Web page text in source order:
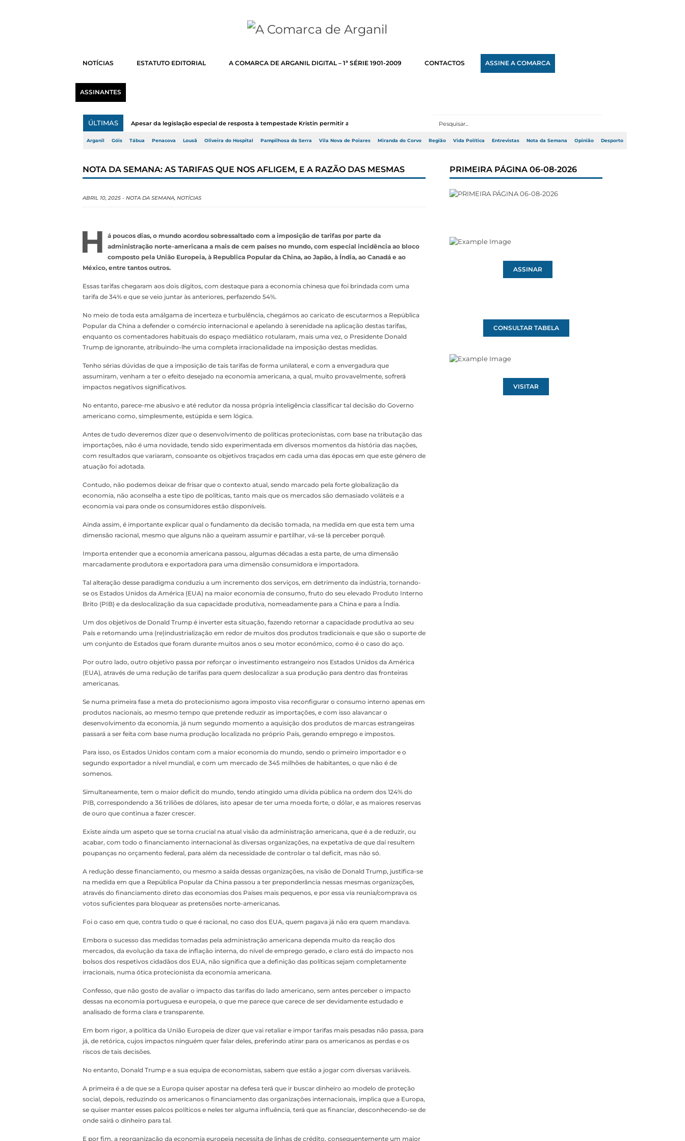
NOTÍCIAS ESTATUTO EDITORIAL A COMARCA DE ARGANIL DIGITAL – 1ª SÉRIE 1901-2009 CONTACTOS ASSINE A COMARCA
ASSINANTES
ÚLTIMAS Apesar da legislação especial de resposta à tempestade Kristin permitir a adj...
Arganil Góis Tábua Penacova Lousã Oliveira do Hospital Pampilhosa da Serra Vila Nova de Poiares Miranda do Corvo Região Vida Política Entrevistas Nota da Semana Opinião Desporto
NOTA DA SEMANA: AS TARIFAS QUE NOS AFLIGEM, E A RAZÃO DAS MESMAS
ABRIL 10, 2025 - NOTA DA SEMANA, NOTÍCIAS
H
á poucos dias, o mundo acordou sobressaltado com a imposição de tarifas por parte da
administração norte-americana a mais de cem países no mundo, com especial incidência ao bloco
composto pela União Europeia, à Republica Popular da China, ao Japão, à Índia, ao Canadá e ao
México, entre tantos outros.
Essas tarifas chegaram aos dois dígitos, com destaque para a economia chinesa que foi brindada com uma
tarifa de 34% e que se veio juntar às anteriores, perfazendo 54%.
No meio de toda esta amálgama de incerteza e turbulência, chegámos ao caricato de escutarmos a República
Popular da China a defender o comércio internacional e apelando à serenidade na aplicação destas tarifas,
enquanto os comentadores habituais do espaço mediático rotularam, mais uma vez, o Presidente Donald
Trump de ignorante, atribuindo-lhe uma completa irracionalidade na imposição destas medidas.
Tenho sérias dúvidas de que a imposição de tais tarifas de forma unilateral, e com a envergadura que
assumiram, venham a ter o efeito desejado na economia americana, a qual, muito provavelmente, sofrerá
impactos negativos significativos.
No entanto, parece-me abusivo e até redutor da nossa própria inteligência classificar tal decisão do Governo
americano como, simplesmente, estúpida e sem lógica.
Antes de tudo deveremos dizer que o desenvolvimento de políticas protecionistas, com base na tributação das
importações, não é uma novidade, tendo sido experimentada em diversos momentos da história das nações,
com resultados que variaram, consoante os objetivos traçados em cada uma das épocas em que este género de
atuação foi adotada.
Contudo, não podemos deixar de frisar que o contexto atual, sendo marcado pela forte globalização da
economia, não aconselha a este tipo de políticas, tanto mais que os mercados são demasiado voláteis e a
economia vai para onde os consumidores estão disponíveis.
Ainda assim, é importante explicar qual o fundamento da decisão tomada, na medida em que esta tem uma
dimensão racional, mesmo que alguns não a queiram assumir e partilhar, vá-se lá perceber porquê.
Importa entender que a economia americana passou, algumas décadas a esta parte, de uma dimensão
marcadamente produtora e exportadora para uma dimensão consumidora e importadora.
Tal alteração desse paradigma conduziu a um incremento dos serviços, em detrimento da indústria, tornando-
se os Estados Unidos da América (EUA) na maior economia de consumo, fruto do seu elevado Produto Interno
Brito (PIB) e da deslocalização da sua capacidade produtiva, nomeadamente para a China e para a Índia.
Um dos objetivos de Donald Trump é inverter esta situação, fazendo retornar a capacidade produtiva ao seu
País e retomando uma (re)industrialização em redor de muitos dos produtos tradicionais e que são o suporte de
um conjunto de Estados que foram durante muitos anos o seu motor económico, como é o caso do aço.
Por outro lado, outro objetivo passa por reforçar o investimento estrangeiro nos Estados Unidos da América
(EUA), através de uma redução de tarifas para quem deslocalizar a sua produção para dentro das fronteiras
americanas.
Se numa primeira fase a meta do protecionismo agora imposto visa reconfigurar o consumo interno apenas em
produtos nacionais, ao mesmo tempo que pretende reduzir as importações, e com isso alavancar o
desenvolvimento da economia, já num segundo momento a aquisição dos produtos de marcas estrangeiras
passará a ser feita com base numa produção localizada no próprio País, gerando emprego e impostos.
Para isso, os Estados Unidos contam com a maior economia do mundo, sendo o primeiro importador e o
segundo exportador a nível mundial, e com um mercado de 345 milhões de habitantes, o que não é de
somenos.
Simultaneamente, tem o maior deficit do mundo, tendo atingido uma dívida pública na ordem dos 124% do
PIB, correspondendo a 36 triliões de dólares, isto apesar de ter uma moeda forte, o dólar, e as maiores reservas
de ouro que continua a fazer crescer.
Existe ainda um aspeto que se torna crucial na atual visão da administração americana, que é a de reduzir, ou
acabar, com todo o financiamento internacional às diversas organizações, na expetativa de que daí resultem
poupanças no orçamento federal, para além da necessidade de controlar o tal deficit, mas não só.
A redução desse financiamento, ou mesmo a saída dessas organizações, na visão de Donald Trump, justifica-se
na medida em que a República Popular da China passou a ter preponderância nessas mesmas organizações,
através do financiamento direto das economias dos Países mais pequenos, e por essa via reunia/comprava os
votos suficientes para bloquear as pretensões norte-americanas.
Foi o caso em que, contra tudo o que é racional, no caso dos EUA, quem pagava já não era quem mandava.
Embora o sucesso das medidas tomadas pela administração americana dependa muito da reação dos
mercados, da evolução da taxa de inflação interna, do nível de emprego gerado, e claro está do impacto nos
bolsos dos respetivos cidadãos dos EUA, não significa que a definição das políticas sejam completamente
irracionais, numa ótica protecionista da economia americana.
Confesso, que não gosto de avaliar o impacto das tarifas do lado americano, sem antes perceber o impacto
dessas na economia portuguesa e europeia, o que me parece que carece de ser devidamente estudado e
analisado de forma clara e transparente.
Em bom rigor, a política da União Europeia de dizer que vai retaliar e impor tarifas mais pesadas não passa, para
já, de retórica, cujos impactos ninguém quer falar deles, preferindo atirar para os americanos as perdas e os
riscos de tais decisões.
No entanto, Donald Trump e a sua equipa de economistas, sabem que estão a jogar com diversas variáveis.
A primeira é a de que se a Europa quiser apostar na defesa terá que ir buscar dinheiro ao modelo de proteção
social, depois, reduzindo os americanos o financiamento das organizações internacionais, implica que a Europa,
se quiser manter esses palcos políticos e neles ter alguma influência, terá que as financiar, desconhecendo-se de
onde sairá o dinheiro para tal.
E por fim, a reorganização da economia europeia necessita de linhas de crédito, consequentemente um maior
PRIMEIRA PÁGINA 06-08-2026
ASSINAR
CONSULTAR TABELA
VISITAR